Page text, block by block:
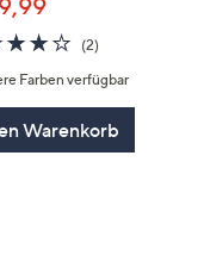
4.0
von
5
(2)
Farben verfügbar
Warenkorb